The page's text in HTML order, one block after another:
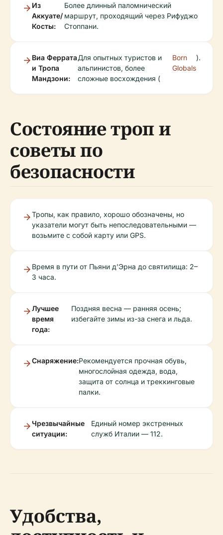
Из
Аккуате/
Косты:
Более длинный паломнический
маршрут, проходящий через Рифуджо
Стоппани.
Виа Феррата
и Тропа
Мандзони:
Для опытных туристов и
альпинистов, более
сложные восхождения (
Born
Globals
).
Состояние троп и
советы по
безопасности
Тропы, как правило, хорошо обозначены, но
указатели могут быть непоследовательными —
возьмите с собой карту или GPS.
Время в пути от Пьяни д’Эрна до святилища: 2–
3 часа.
Лучшее
время
года:
Поздняя весна — ранняя осень;
избегайте зимы из-за снега и льда.
Снаряжение:Рекомендуется прочная обувь,
многослойная одежда, вода,
защита от солнца и треккинговые
палки.
Чрезвычайные
ситуации:
Единый номер экстренных
служб Италии — 112.
Удобства,